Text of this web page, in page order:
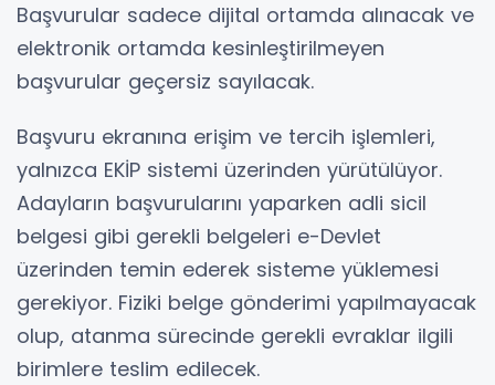
Başvurular sadece dijital ortamda alınacak ve
elektronik ortamda kesinleştirilmeyen
başvurular geçersiz sayılacak.
Başvuru ekranına erişim ve tercih işlemleri,
yalnızca EKİP sistemi üzerinden yürütülüyor.
Adayların başvurularını yaparken adli sicil
belgesi gibi gerekli belgeleri e-Devlet
üzerinden temin ederek sisteme yüklemesi
gerekiyor. Fiziki belge gönderimi yapılmayacak
olup, atanma sürecinde gerekli evraklar ilgili
birimlere teslim edilecek.